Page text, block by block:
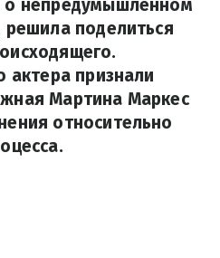
о непредумышленном
решила поделиться
актера признали
Мартина Маркес
относительно